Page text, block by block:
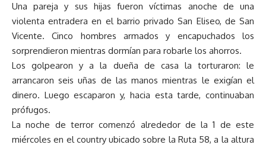
Una pareja y sus hijas fueron víctimas anoche de una
violenta entradera en el barrio privado San Eliseo, de San
Vicente. Cinco hombres armados y encapuchados los
sorprendieron mientras dormían para robarle los ahorros.
Los golpearon y a la dueña de casa la torturaron: le
arrancaron seis uñas de las manos mientras le exigían el
dinero. Luego escaparon y, hacia esta tarde, continuaban
prófugos.
La noche de terror comenzó alrededor de la 1 de este
miércoles en el country ubicado sobre la Ruta 58, a la altura